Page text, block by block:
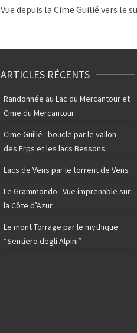
Vue depuis la Cime Guilié vers le
ARTICLES RÉCENTS
Randonnée au Lac du Mercantour et
Cime du Mercantour
Cime Guilié : boucle par le vallon
des Erps et les lacs Bessons
Lacs de Vens par le torrent de Vens
Le Grammondo : Vue imprenable sur
la Côte d’Azur
Le mont Torrage par le mythique
“Sentiero degli Alpini”